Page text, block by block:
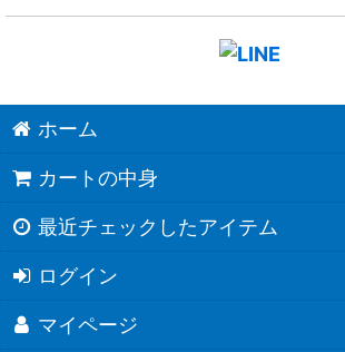
ホーム
カートの中身
最近チェックしたアイテム
ログイン
マイページ